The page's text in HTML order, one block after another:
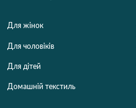
Для жінок
Для чоловіків
Для дітей
Домашній текстиль